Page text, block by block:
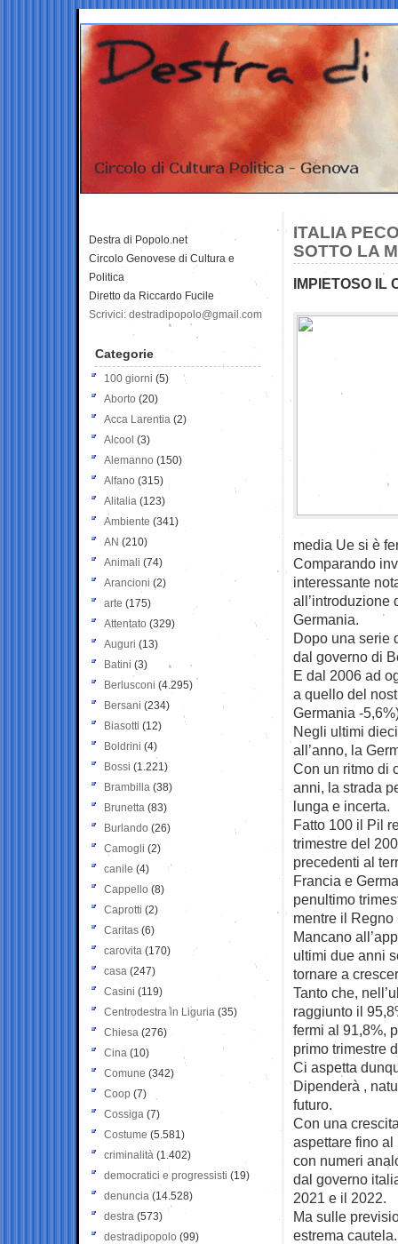
ITALIA
SOTTO LA
IMPIETOSO IL
media Ue si è
Comparando
interessante
all’introduzione
Germania.
Dopo una serie
dal governo di
E dal 2006 ad
a quello del
Germania -
Negli ultimi
all’anno, la
Con un ritmo di
anni, la strada
lunga e incerta.
Fatto 100 il Pil
trimestre del
precedenti al
Francia e
penultimo
mentre il
Mancano
ultimi due anni
tornare a
Tanto che,
raggiunto il
fermi al 91,8%,
primo trimestre
Ci aspetta
Dipenderà ,
futuro.
Con una
aspettare fino al
con numeri
dal governo
2021 e il 2022.
Ma sulle
estrema cautela.
Destra di Popolo.net
Circolo Genovese di Cultura e
Politica
Diretto da Riccardo Fucile
Scrivici: destradipopolo@gmail.com
Categorie
100 giorni (5)
Aborto (20)
Acca Larentia (2)
Alcool (3)
Alemanno (150)
Alfano (315)
Alitalia (123)
Ambiente (341)
AN (210)
Animali (74)
Arancioni (2)
arte (175)
Attentato (329)
Auguri (13)
Batini (3)
Berlusconi (4.295)
Bersani (234)
Biasotti (12)
Boldrini (4)
Bossi (1.221)
Brambilla (38)
Brunetta (83)
Burlando (26)
Camogli (2)
canile (4)
Cappello (8)
Caprotti (2)
Caritas (6)
carovita (170)
casa (247)
Casini (119)
Centrodestra in Liguria (35)
Chiesa (276)
Cina (10)
Comune (342)
Coop (7)
Cossiga (7)
Costume (5.581)
criminalità (1.402)
democratici e progressisti (19)
denuncia (14.528)
destra (573)
destradipopolo (99)